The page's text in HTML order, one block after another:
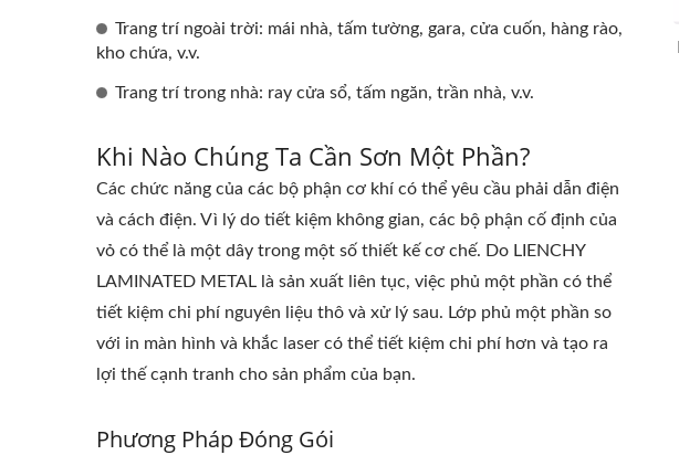
Trang trí ngoài trời: mái nhà, tấm tường, gara, cửa cuốn, hàng rào,
kho chứa, v.v.
Trang trí trong nhà: ray cửa sổ, tấm ngăn, trần nhà, v.v.
Khi Nào Chúng Ta Cần Sơn Một Phần?
Các chức năng của các bộ phận cơ khí có thể yêu cầu phải dẫn điện
và cách điện. Vì lý do tiết kiệm không gian, các bộ phận cố định của
vỏ có thể là một dây trong một số thiết kế cơ chế. Do LIENCHY
LAMINATED METAL là sản xuất liên tục, việc phủ một phần có thể
tiết kiệm chi phí nguyên liệu thô và xử lý sau. Lớp phủ một phần so
với in màn hình và khắc laser có thể tiết kiệm chi phí hơn và tạo ra
lợi thế cạnh tranh cho sản phẩm của bạn.
Phương Pháp Đóng Gói